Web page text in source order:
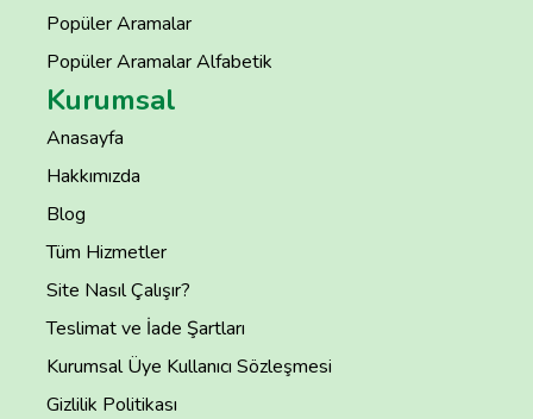
Popüler Aramalar
Popüler Aramalar Alfabetik
Kurumsal
Anasayfa
Hakkımızda
Blog
Tüm Hizmetler
Site Nasıl Çalışır?
Teslimat ve İade Şartları
Kurumsal Üye Kullanıcı Sözleşmesi
Gizlilik Politikası